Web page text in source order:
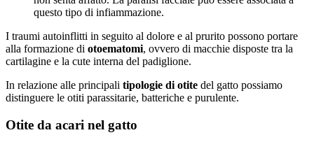
questo tipo di infiammazione.
I traumi autoinflitti in seguito al dolore e al prurito possono portare
alla formazione di otoematomi, ovvero di macchie disposte tra la
cartilagine e la cute interna del padiglione.
In relazione alle principali tipologie di otite del gatto possiamo
distinguere le otiti parassitarie, batteriche e purulente.
Otite da acari nel gatto